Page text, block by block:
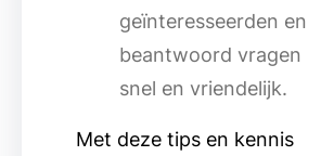
geïnteresseerden en
beantwoord vragen
snel en vriendelijk.
Met deze tips en kennis